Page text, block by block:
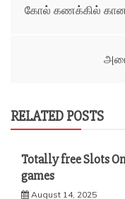
navigation
கோல் கணக்கில்
RELATED POSTS
Totally free Slots
games
August 14, 2025